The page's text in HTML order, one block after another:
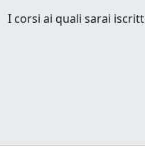
I corsi ai quali sarai